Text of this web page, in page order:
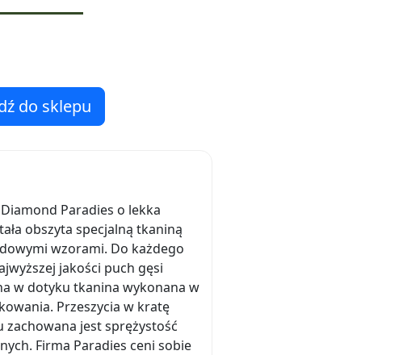
do sklepu
Paradies o lekka
obszyta specjalną tkaniną
wzorami. Do każdego
jakości puch gęsi
w dotyku tkanina wykonana w
Przeszycia w kratę
zachowana jest sprężystość
Firma Paradies ceni sobie